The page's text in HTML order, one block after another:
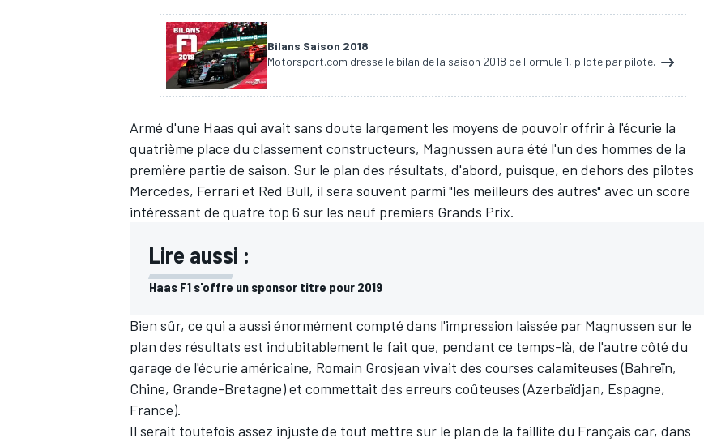
Bilans Saison 2018
Motorsport.com dresse le bilan de la saison 2018 de Formule 1, pilote par pilote.
Armé d'une Haas qui avait sans doute largement les moyens de pouvoir offrir à l'écurie la
quatrième place du classement constructeurs, Magnussen aura été l'un des hommes de la
première partie de saison. Sur le plan des résultats, d'abord, puisque, en dehors des pilotes
Mercedes, Ferrari et Red Bull, il sera souvent parmi "les meilleurs des autres" avec un score
intéressant de quatre top 6 sur les neuf premiers Grands Prix.
Lire aussi :
Haas F1 s'offre un sponsor titre pour 2019
Bien sûr, ce qui a aussi énormément compté dans l'impression laissée par Magnussen sur le
plan des résultats est indubitablement le fait que, pendant ce temps-là, de l'autre côté du
garage de l'écurie américaine, Romain Grosjean vivait des courses calamiteuses (Bahreïn,
Chine, Grande-Bretagne) et commettait des erreurs coûteuses (Azerbaïdjan, Espagne,
France).
Il serait toutefois assez injuste de tout mettre sur le plan de la faillite du Français car, dans